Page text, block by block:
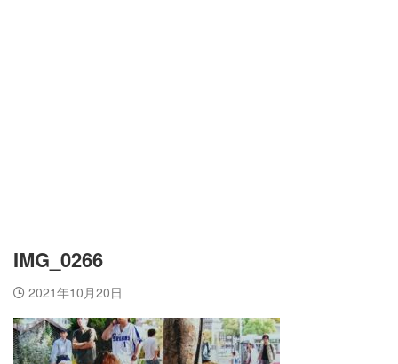
IMG_0266
2021年10月20日